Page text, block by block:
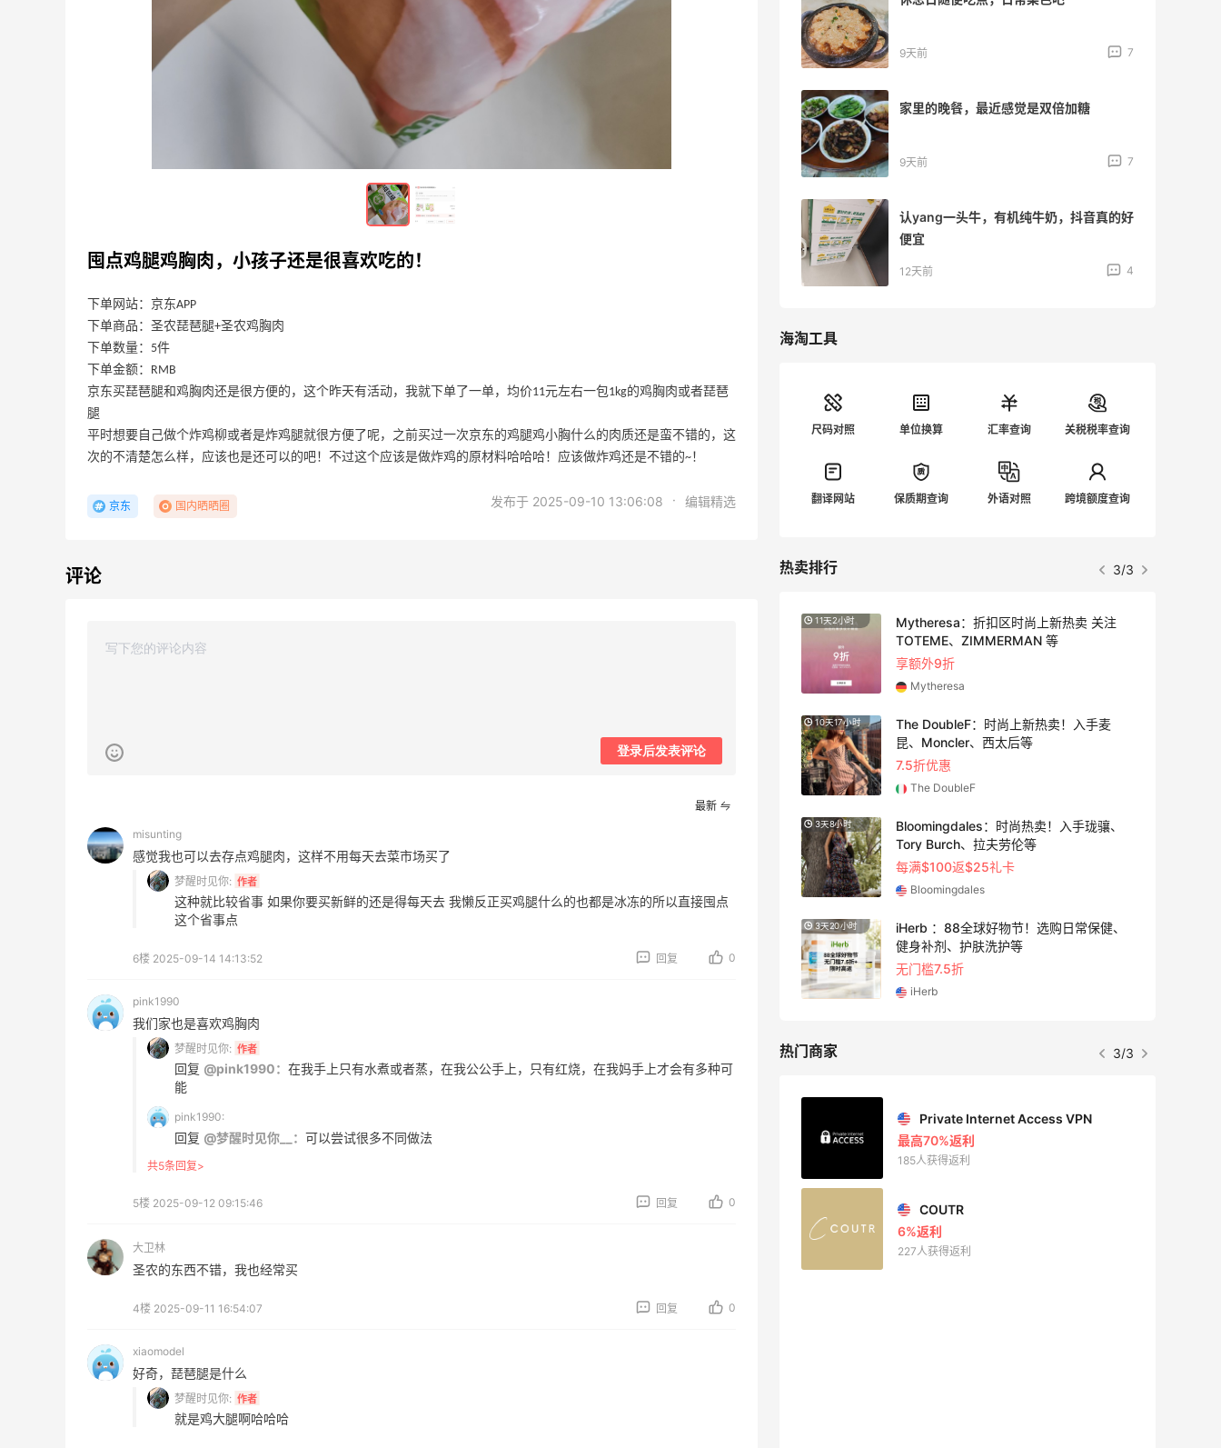
囤点鸡腿鸡胸肉，小孩子还是很喜欢吃的！
下单网站：京东APP
下单商品：圣农琵琶腿+圣农鸡胸肉
下单数量：5件
下单金额：RMB
京东买琵琶腿和鸡胸肉还是很方便的，这个昨天有活动，我就下单了一单，均价11元左右一包1kg的鸡胸肉或者琵琶
腿
平时想要自己做个炸鸡柳或者是炸鸡腿就很方便了呢，之前买过一次京东的鸡腿鸡小胸什么的肉质还是蛮不错的，这
次的不清楚怎么样，应该也是还可以的吧！不过这个应该是做炸鸡的原材料哈哈哈！应该做炸鸡还是不错的~！
京东 国内晒晒圈 发布于 2025-09-10 13:06:08 · 编辑精选
评论
登录后发表评论
最新
misunting
感觉我也可以去存点鸡腿肉，这样不用每天去菜市场买了
梦醒时见你: 作者
这种就比较省事 如果你要买新鲜的还是得每天去 我懒反正买鸡腿什么的也都是冰冻的所以直接囤点
这个省事点
6楼 2025-09-14 14:13:52 回复 0
pink1990
我们家也是喜欢鸡胸肉
梦醒时见你: 作者
回复 @pink1990： 在我手上只有水煮或者蒸，在我公公手上，只有红烧，在我妈手上才会有多种可
能
pink1990:
回复 @梦醒时见你__： 可以尝试很多不同做法
共5条回复>
5楼 2025-09-12 09:15:46 回复 0
大卫林
圣农的东西不错，我也经常买
4楼 2025-09-11 16:54:07 回复 0
xiaomodel
好奇，琵琶腿是什么
梦醒时见你: 作者
就是鸡大腿啊哈哈哈
7天前
为了一个保温箱，买了6提哞星人儿童奶
7天前 5
7天前 9天前 7
家里的晚餐，最近感觉是双倍加糖
9天前 7
认yang一头牛，有机纯牛奶，抖音真的好
便宜
12天前 4
海淘工具
尺码对照 单位换算 汇率查询 关税税率查询
翻译网站 保质期查询 外语对照 跨境额度查询
热卖排行 3/3
衣、金属银跆拳道鞋等
袋、服饰、鞋履等
低至5折
Diesel Europe
精选低至2折
PRADA、LOEWE、加拿大鹅等
11天2小时
Mytheresa：折扣区时尚上新热卖 关注
TOTEME、ZIMMERMAN 等
享额外9折
Mytheresa
10天17小时
The DoubleF：时尚上新热卖！入手麦
昆、Moncler、西太后等
7.5折优惠
The DoubleF
3天8小时
Bloomingdales：时尚热卖！入手珑骧、
Tory Burch、拉夫劳伦等
每满$100返$25礼卡
Bloomingdales
3天20小时
iHerb ：88全球好物节！选购日常保健、
健身补剂、护肤洗护等
无门槛7.5折
iHerb
热门商家 3/3
Mac Duggal
最高2%返利
6011人成功下单
Biōkreativ
54人获得返利
Matte Collection
最高3%返利
TIMEBEAM (US)
Private Internet Access VPN
最高70%返利
185人获得返利
COUTR
6%返利
227人获得返利